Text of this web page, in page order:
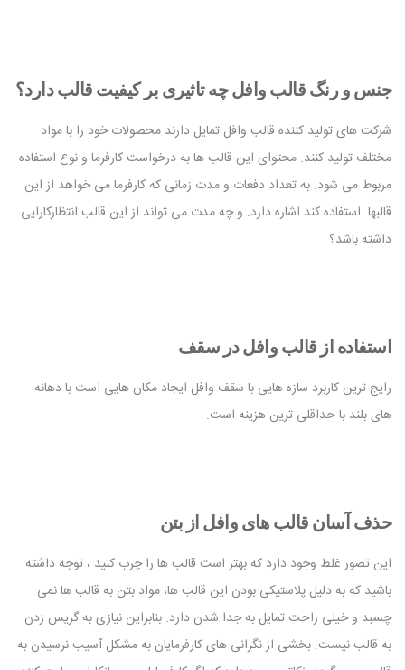
جنس و رنگ قالب وافل چه تاثیری بر کیفیت قالب دارد؟
شرکت های تولید کننده قالب وافل تمایل دارند محصولات خود را با مواد
مختلف تولید کنند. محتوای این قالب ها به درخواست کارفرما و نوع استفاده
مربوط می شود. به تعداد دفعات و مدت زمانی که کارفرما می خواهد از این
قالبها استفاده کند اشاره دارد. و چه مدت می تواند از این قالب انتظارکارایی
داشته باشد؟
استفاده از قالب وافل در سقف
رایج ترین کاربرد سازه هایی با سقف وافل ایجاد مکان هایی است با دهانه
های بلند با حداقلی ترین هزینه است.
حذف آسان قالب های وافل از بتن
این تصور غلط وجود دارد که بهتر است قالب ها را چرب کنید ، توجه داشته
باشید که به دلیل پلاستیکی بودن این قالب ها، مواد بتن به قالب ها نمی
چسبد و خیلی راحت تمایل به جدا شدن دارد. بنابراین نیازی به گریس زدن
به قالب نیست. بخشی از نگرانی های کارفرمایان به مشکل آسیب نرسیدن به